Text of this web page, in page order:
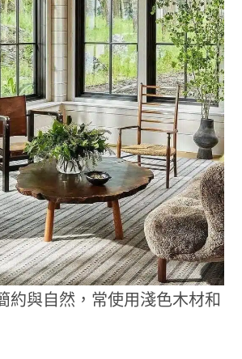
約與自然，常使用淺色木材和